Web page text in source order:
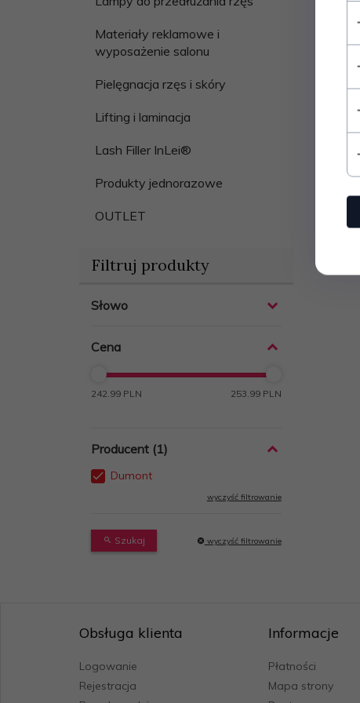
Materiały reklamowe i
wyposażenie salonu
Pielęgnacja rzęs i skóry
Lifting i laminacja
Lash Filler InLei®
Produkty jednorazowe
OUTLET
Filtruj produkty
Słowo
Cena
242.99 PLN 253.99 PLN
Producent
Dumont
wyczyść filtrowanie
Szukaj wyczyść filtrowanie
Obsługa klienta
Logowanie
Rejestracja
Informacje
Płatności
Mapa strony